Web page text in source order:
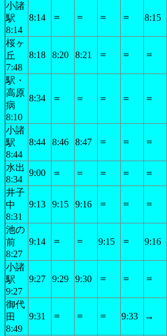
小諸
駅
8:14
8:14 ＝ ＝ ＝ ＝ 8:15
桜ヶ
丘
7:48
8:18 8:20 8:21 ＝ ＝ ＝
駅・
高原
病
8:10
8:34 ＝ ＝ ＝ ＝ ＝
小諸
駅
8:44
8:44 8:46 8:47 ＝ ＝ ＝
水出
8:34
9:00 ＝ ＝ ＝ ＝ ＝
井子
中
8:31
9:13 9:15 9:16 ＝ ＝ ＝
池の
前
8:27
9:14 ＝ ＝ 9:15 ＝ 9:16
小諸
駅
9:27
9:27 9:29 9:30 ＝ ＝ ＝
御代
田
8:49
9:31 ＝ ＝ ＝ 9:33 →